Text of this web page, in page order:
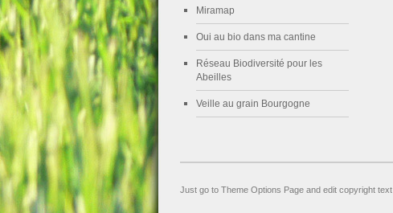
Miramap
Oui au bio dans ma cantine
Réseau Biodiversité pour les
Abeilles
Veille au grain Bourgogne
Just go to Theme Options Page and edit copyright text